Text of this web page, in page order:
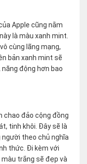
Apple cũng nằm
là màu xanh mint.
cùng lãng mạng,
bản xanh mint sẽ
động hơn bao
chao đảo cộng đồng
tinh khôi. Đây sẽ là
theo chủ nghĩa
thức. Đi kèm với
trắng sẽ đẹp và